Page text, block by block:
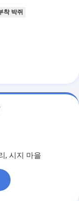
착 박쥐
, 시지 마을